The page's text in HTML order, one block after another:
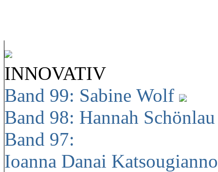
INNOVATIV
Band 99: Sabine Wolf
Band 98: Hannah
Band 97:
Ioanna Danai